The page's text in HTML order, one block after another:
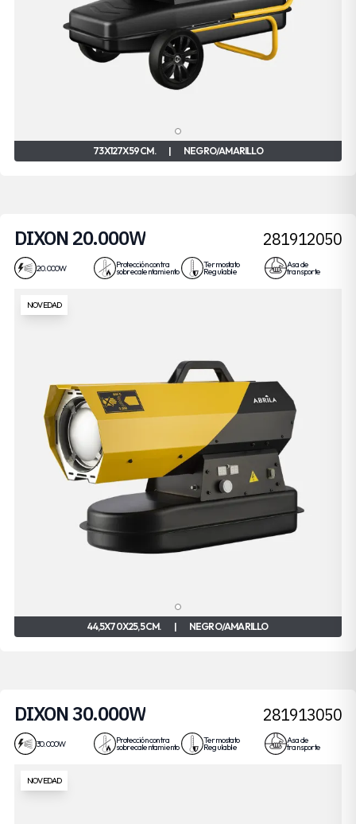
73X127X59 CM. | NEGRO/AMARILLO
DIXON 20.000W 281912050
20.000W Protección contra
sobrecalentamiento
Termostato
Regulable
Asa de
transporte
NOVEDAD
44,5X70X25,5 CM. | NEGRO/AMARILLO
DIXON 30.000W 281913050
30.000W Protección contra
sobrecalentamiento
Termostato
Regulable
Asa de
transporte
NOVEDAD